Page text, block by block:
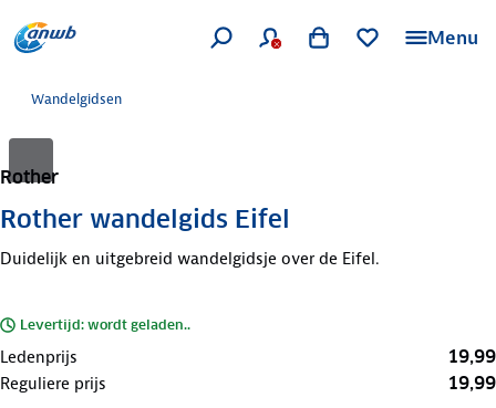
Menu
Wandelgidsen
Rother
Rother wandelgids Eifel
Duidelijk en uitgebreid wandelgidsje over de Eifel.
Levertijd: wordt geladen..
Ledenprijs 19,99
Reguliere prijs 19,99